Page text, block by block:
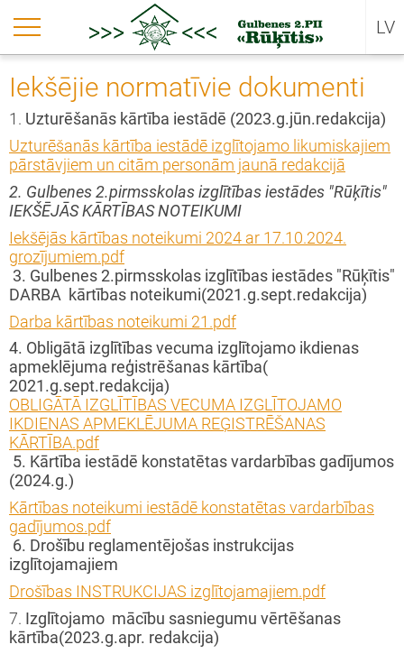
LV
EN
Iekšējie normatīvie dokumenti
1. Uzturēšanās kārtība iestādē (2023.g.jūn.redakcija)
Uzturēšanās kārtība iestādē izglītojamo likumiskajiem
pārstāvjiem un citām personām jaunā redakcijā
2. Gulbenes 2.pirmsskolas izglītības iestādes "Rūķītis"
IEKŠĒJĀS KĀRTĪBAS NOTEIKUMI
Iekšējās kārtības noteikumi 2024 ar 17.10.2024.
grozījumiem.pdf
3. Gulbenes 2.pirmsskolas izglītības iestādes "Rūķītis"
DARBA kārtības noteikumi(2021.g.sept.redakcija)
Darba kārtības noteikumi 21.pdf
4. Obligātā izglītības vecuma izglītojamo ikdienas
apmeklējuma reģistrēšanas kārtība(
2021.g.sept.redakcija)
OBLIGĀTĀ IZGLĪTĪBAS VECUMA IZGLĪTOJAMO
IKDIENAS APMEKLĒJUMA REĢISTRĒŠANAS
KĀRTĪBA.pdf
5. Kārtība iestādē konstatētas vardarbības gadījumos
(2024.g.)
Kārtības noteikumi iestādē konstatētas vardarbības
gadījumos.pdf
6. Drošību reglamentējošas instrukcijas
izglītojamajiem
Drošības INSTRUKCIJAS izglītojamajiem.pdf
7. Izglītojamo mācību sasniegumu vērtēšanas
kārtība(2023.g.apr. redakcija)
izvēlēties šo iestādi?
misija, vērtības
simboli
11soļu programma
dabā spēlējoties
pavāri, lielā matemātika (E-Twinning)
Brīvprātīgā darba projekts 2025-1-
ESC51- VTJ-000345943
otrreizējās pārstrādes rotaļlietas (e-
darba projekts nr.2024-1-LV02-
VTJ-000196979
loga es redzu
tiekamies IKT ' 23-24
darba projekts Nr.2023-1-LV02-
VJT-000114519
projekts " We are full of wonder"
darba projekts Nr.2022-1-LV02-
VJT-000080173
licences, programma, attīstības
ziņojums
politika
padome
ritms